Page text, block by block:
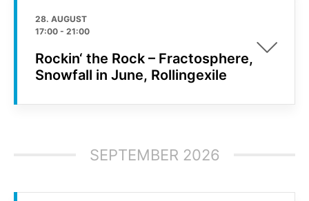
28. AUGUST
17:00 - 21:00
Rockin‘ the Rock – Fractosphere,
Snowfall in June, Rollingexile
SEPTEMBER 2026